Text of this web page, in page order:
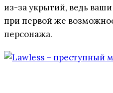
из-за укрытий, ведь
при первой же
персонажа.